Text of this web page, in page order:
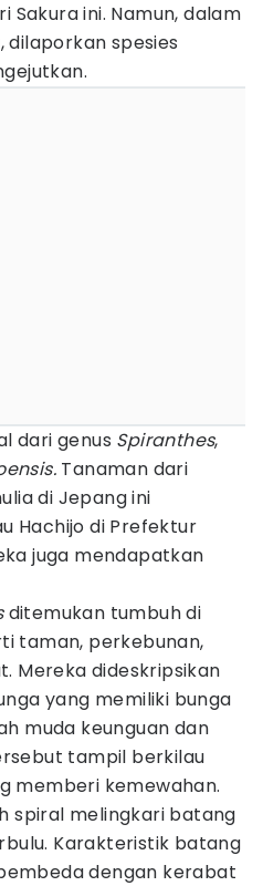
Sakura ini. Namun, dalam
spesies
dari genus Spiranthes,
Tanaman dari
di Jepang ini
Hachijo di Prefektur
juga mendapatkan
ditemukan tumbuh di
taman, perkebunan,
Mereka dideskripsikan
yang memiliki bunga
muda keunguan dan
tampil berkilau
memberi kemewahan.
spiral melingkari batang
Karakteristik batang
dengan kerabat